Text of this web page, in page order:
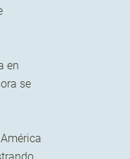
en
se